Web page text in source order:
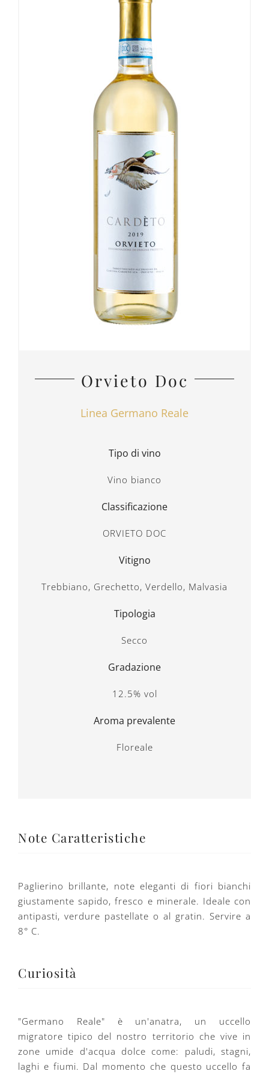
Orvieto Doc
Linea Germano Reale
Tipo di vino
Vino bianco
Classificazione
ORVIETO DOC
Vitigno
Trebbiano, Grechetto, Verdello, Malvasia
Tipologia
Secco
Gradazione
12.5% vol
Aroma prevalente
Floreale
Note Caratteristiche
Paglierino brillante, note eleganti di fiori bianchi
giustamente sapido, fresco e minerale. Ideale con
antipasti, verdure pastellate o al gratin. Servire a
8° C.
Curiosità
"Germano Reale" è un'anatra, un uccello
migratore tipico del nostro territorio che vive in
zone umide d'acqua dolce come: paludi, stagni,
laghi e fiumi. Dal momento che questo uccello fa